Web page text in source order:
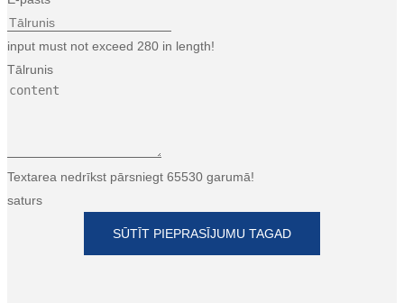
input must not exceed 280 in length!
Tālrunis
Textarea nedrīkst pārsniegt 65530 garumā!
saturs
SŪTĪT PIEPRASĪJUMU TAGAD